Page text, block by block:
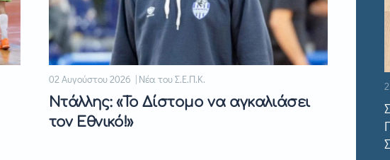
02 Αυγούστου 2026 | Νέα του Σ.Ε.Π.Κ.
Ντάλλης: «Το Δίστομο να αγκαλιάσει
τον Εθνικό!»